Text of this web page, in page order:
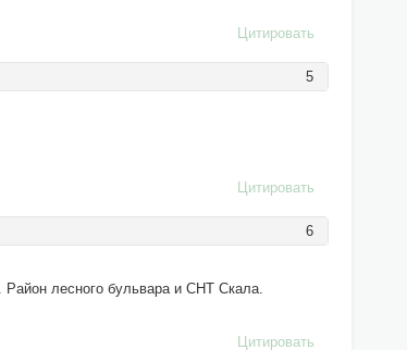
Цитировать
5
Цитировать
6
лесного бульвара и СНТ Скала.
Цитировать